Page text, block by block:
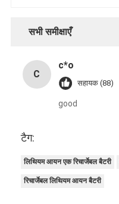
सभी समीक्षाएँ
C
c*o
सहायक (88)
good
टैग:
लिथियम आयन एक रिचार्जेबल बैटरी
रिचार्जेबल लिथियम आयन बैटरी